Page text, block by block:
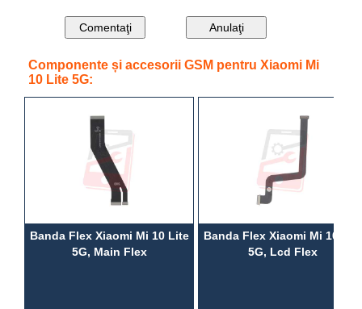
Componente și accesorii GSM pentru Xiaomi Mi
10 Lite 5G:
Banda Flex Xiaomi Mi 10 Lite
5G, Main Flex
Banda Flex Xiaomi Mi 10 Lite
5G, Lcd Flex